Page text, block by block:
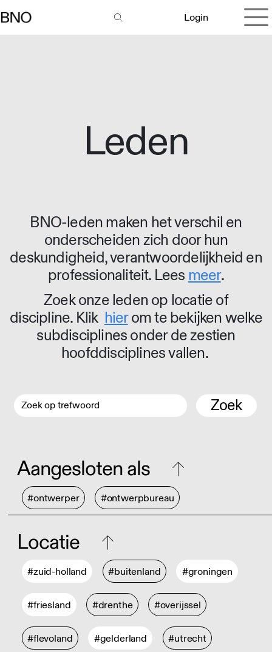
Login
Leden
BNO-leden maken het verschil en
onderscheiden zich door hun
deskundigheid, verantwoordelijkheid en
professionaliteit. Lees meer.
Zoek onze leden op locatie of
discipline. Klik hierom te bekijken welke
subdisciplines onder de zestien
hoofddisciplines vallen.
Zoek
Aangesloten als
#ontwerper #ontwerpbureau
Locatie
#zuid-holland #buitenland #groningen
#friesland #drenthe #overijssel
#flevoland #gelderland #utrecht